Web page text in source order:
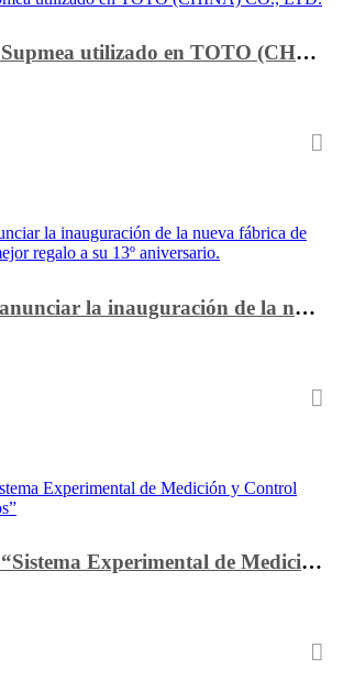
Caudalímetro Supmea utilizado en TOTO (CHINA) CO., LTD.
Nos complace anunciar la inauguración de la nueva fábrica de Supmea, que es el mejor regalo a su 13º aniversario.
Supmea donó “Sistema Experimental de Medición y Control Inteligente de Fluidos”